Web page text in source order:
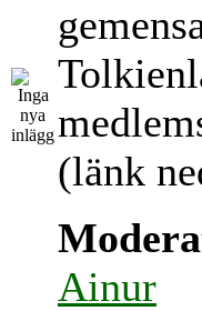
(länk
Ainur